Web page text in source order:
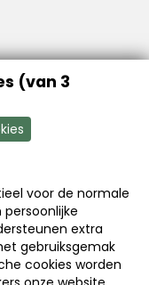
Finance
nu lid
Copyright|Privacy
(van 3
voor de normale
extra
gebruiksgemak
cookies worden